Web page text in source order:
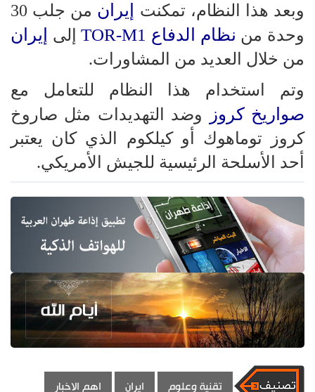
وبعد هذا النظام، تمكنت
إيران
من جلب 30
وحدة من نظام الدفاع TOR-M1 إلى إيران
من خلال العديد من المشاورات.
وتم استخدام هذا النظام للتعامل مع
صواريخ كروز
وضد التهديدات مثل صاروخ
كروز توماهوك أو كيلكوم الذي كان يعتبر
أحد الأسلحة الرئيسية للجيش الأمريكي.
تقنية وعلوم ايران اهم الاخبار